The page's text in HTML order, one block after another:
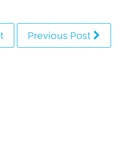
Previous Post